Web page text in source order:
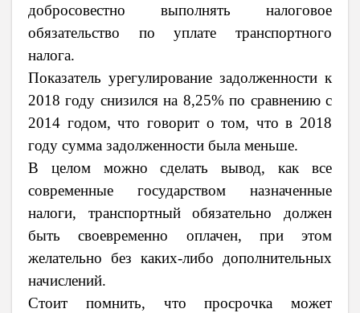
добросовестно выполнять налоговое
обязательство по уплате транспортного
налога.
Показатель урегулирование задолженности к
2018 году снизился на 8,25% по сравнению с
2014 годом, что говорит о том, что в 2018
году сумма задолженности была меньше.
В целом можно сделать вывод, как все
современные государством назначенные
налоги, транспортный обязательно должен
быть своевременно оплачен, при этом
желательно без каких-либо дополнительных
начислений.
Стоит помнить, что просрочка может